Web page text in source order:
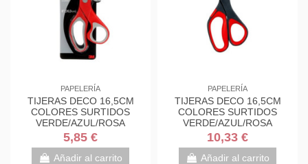
PAPELERÍA
TIJERAS DECO 16,5CM
COLORES SURTIDOS
VERDE/AZUL/ROSA
1561DS-M SCOTH
7000034004
5,85 €
Añadir al carrito
PAPELERÍA
TIJERAS DECO 16,5CM
COLORES SURTIDOS
VERDE/AZUL/ROSA
1561DS-M SCOTH
7000034004
10,33 €
Añadir al carrito